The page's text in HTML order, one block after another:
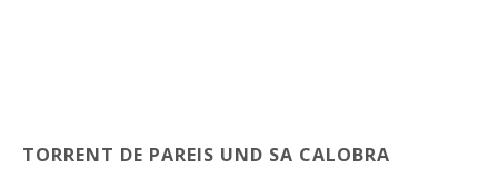
TORRENT DE PAREIS UND SA CALOBRA